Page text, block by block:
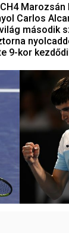
Marozsán
Carlos
második
9-kor